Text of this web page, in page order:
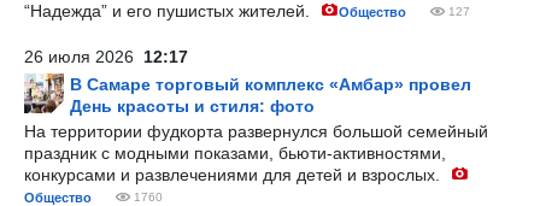
“Надежда” и его пушистых жителей.
Общество 127
26 июля 2026 12:17
В Самаре торговый комплекс «Амбар» провел
День красоты и стиля: фото
На территории фудкорта развернулся большой семейный
праздник с модными показами, бьюти-активностями,
конкурсами и развлечениями для детей и взрослых.
Общество 1760